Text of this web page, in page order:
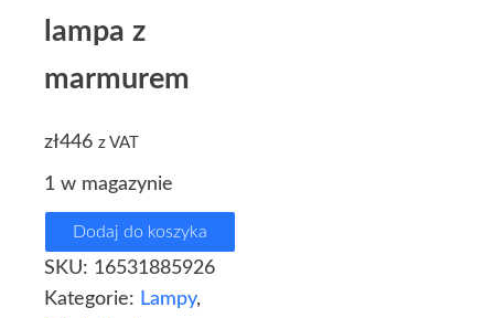
lampa z
marmurem
zł446 z VAT
1 w magazynie
Dodaj do koszyka
SKU: 16531885926
Kategorie: Lampy,